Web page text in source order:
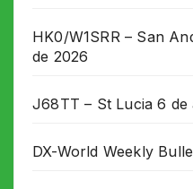
HK0/W1SRR – San
de 2026
J68TT – St Lucia 6 de
DX-World Weekly